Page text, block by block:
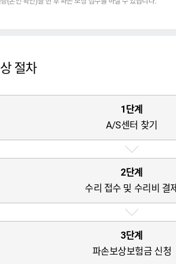
절차
1단계
A/S센터 찾기
2단계
수리 접수 및 수리비 결제
3단계
파손보상보험금 신청